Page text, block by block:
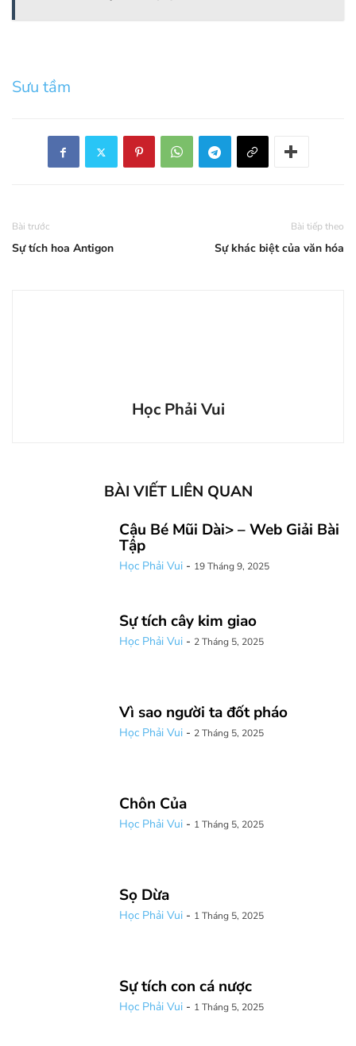
Sưu tầm
Bài trước
Sự tích hoa Antigon
Bài tiếp theo
Sự khác biệt của văn hóa
Học Phải Vui
BÀI VIẾT LIÊN QUAN
Cậu Bé Mũi Dài> – Web Giải Bài
Tập
Học Phải Vui - 19 Tháng 9, 2025
Sự tích cây kim giao
Học Phải Vui - 2 Tháng 5, 2025
Vì sao người ta đốt pháo
Học Phải Vui - 2 Tháng 5, 2025
Chôn Của
Học Phải Vui - 1 Tháng 5, 2025
Sọ Dừa
Học Phải Vui - 1 Tháng 5, 2025
Sự tích con cá nược
Học Phải Vui - 1 Tháng 5, 2025